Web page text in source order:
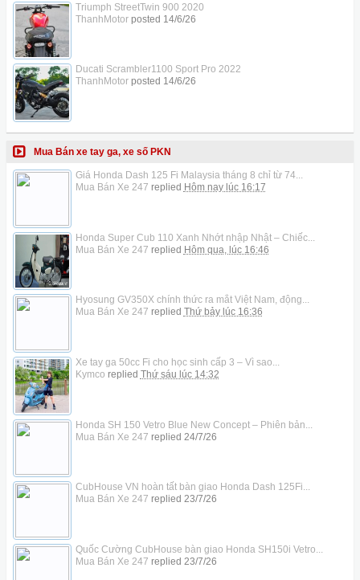
Triumph StreetTwin 900 2020
ThanhMotorposted 14/6/26
Ducati Scrambler1100 Sport Pro 2022
ThanhMotorposted 14/6/26
Mua Bán xe tay ga, xe số PKN
Giá Honda Dash 125 Fi Malaysia tháng 8 chỉ từ 74...
Mua Bán Xe 247 replied Hôm nay lúc 16:17
Honda Super Cub 110 Xanh Nhớt nhập Nhật – Chiếc...
Mua Bán Xe 247 replied Hôm qua, lúc 16:46
Hyosung GV350X chính thức ra mắt Việt Nam, động...
Mua Bán Xe 247 replied Thứ bảy lúc 16:36
Xe tay ga 50cc Fi cho học sinh cấp 3 – Vì sao...
Kymco replied Thứ sáu lúc 14:32
Honda SH 150 Vetro Blue New Concept – Phiên bản...
Mua Bán Xe 247 replied 24/7/26
CubHouse VN hoàn tất bàn giao Honda Dash 125Fi...
Mua Bán Xe 247 replied 23/7/26
Quốc Cường CubHouse bàn giao Honda SH150i Vetro...
Mua Bán Xe 247 replied 23/7/26